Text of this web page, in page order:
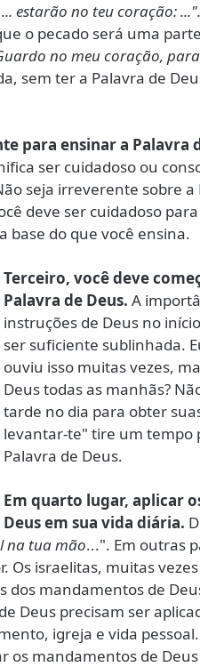
estarão no teu coração: ...".
o pecado será uma
no meu coração,
sem ter a Palavra de
para ensinar a Palavra
ser cuidadoso ou
seja irreverente sobre a
deve ser cuidadoso
base do que você ensina.
Terceiro, você deve
Palavra de Deus. A
instruções de Deus no
ser suficiente sublinhada.
ouviu isso muitas vezes,
Deus todas as manhãs?
tarde no dia para obter
levantar-te" tire um tempo
Palavra de Deus.
Em quarto lugar, aplicar
Deus em sua vida diária.
na tua mão...". Em outras
Os israelitas, muitas
mandamentos de
Deus precisam ser
igreja e vida
os mandamentos de